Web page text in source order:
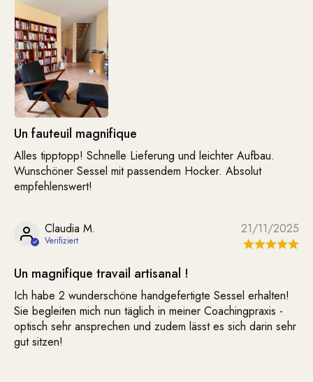
Un fauteuil magnifique
Alles tipptopp! Schnelle Lieferung und leichter Aufbau.
Wunschöner Sessel mit passendem Hocker. Absolut
empfehlenswert!
21/11/2025
Claudia M.
Un magnifique travail artisanal !
Ich habe 2 wunderschöne handgefertigte Sessel erhalten!
Sie begleiten mich nun täglich in meiner Coachingpraxis -
optisch sehr ansprechen und zudem lässt es sich darin sehr
gut sitzen!